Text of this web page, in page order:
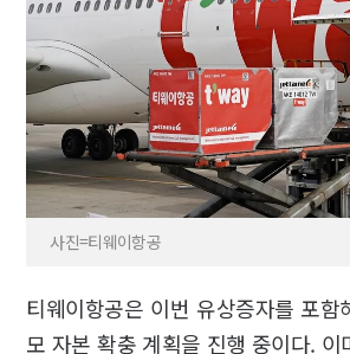
사진=티웨이항공
티웨이항공은 이번 유상증자를 포
모 자본 확충 계획을 진행 중이다. 이